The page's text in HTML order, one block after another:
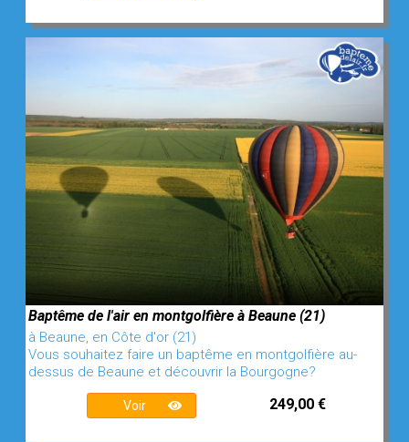
Baptême de l'air en montgolfière à Beaune (21)
à Beaune, en Côte d'or (21)
Vous souhaitez faire un baptême en montgolfière au-
dessus de Beaune et découvrir la Bourgogne?
Voir 249,00 €